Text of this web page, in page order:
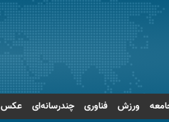
ورزش فناوری چندرسانه‌ای عکس